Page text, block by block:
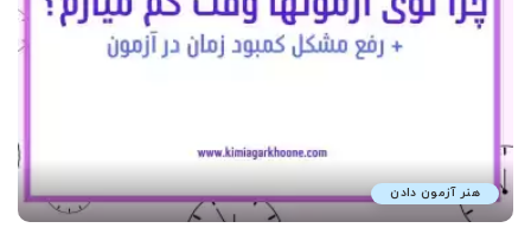
هنر آزمون دادن